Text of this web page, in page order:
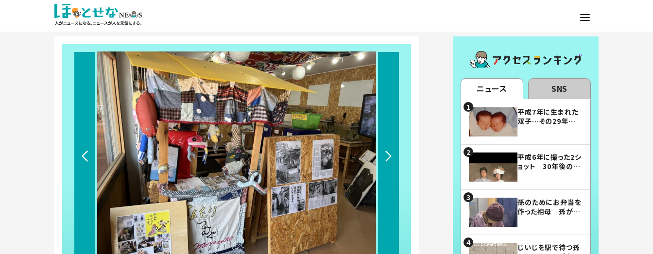
ニュース SNS
平成7年に生まれた
双子…その29年後
平成6年に撮った2シ
ョット 30年後の姿
孫のためにお弁当を
作った祖母 孫が絶
じいじを駅で待つ孫